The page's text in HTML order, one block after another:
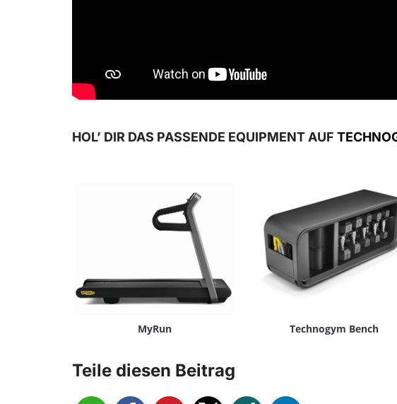
HOL’ DIR DAS PASSENDE EQUIPMENT AUF
MyRun Technogym Bench
Teile diesen Beitrag